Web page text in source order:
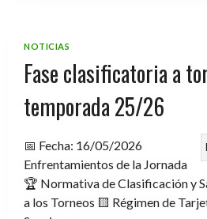
NOTICIAS
Fase clasificatoria a
temporada 25/26
📅 Fecha: 16/05/2026
Enfrentamientos de la Jornada
🏆 Normativa de Clasificación y
a los Torneos 🟨 Régimen de